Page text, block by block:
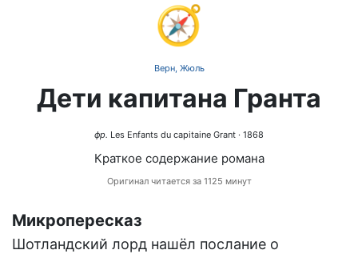
🧭
Верн, Жюль
Дети капитана Гранта
фр. Les Enfants du capitaine Grant · 1868
Краткое содержание романа
Оригинал читается за 1125 минут
Микропересказ
Шотландский лорд нашёл послание о